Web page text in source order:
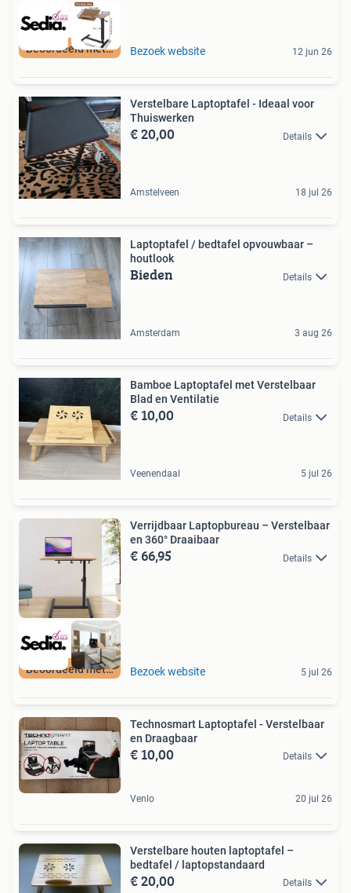
Beoordeeld met 9+ Bezoek website 12 jun 26
Verstelbare Laptoptafel - Ideaal voor
Thuiswerken
€ 20,00 Details
Amstelveen 18 jul 26
Laptoptafel / bedtafel opvouwbaar –
houtlook
Bieden Details
Amsterdam 3 aug 26
Bamboe Laptoptafel met Verstelbaar
Blad en Ventilatie
€ 10,00 Details
Veenendaal 5 jul 26
Beoordeeld met 9+
Verrijdbaar Laptopbureau – Verstelbaar
en 360° Draaibaar
€ 66,95 Details
Bezoek website 5 jul 26
Technosmart Laptoptafel - Verstelbaar
en Draagbaar
€ 10,00 Details
Venlo 20 jul 26
Verstelbare houten laptoptafel –
bedtafel / laptopstandaard
€ 20,00 Details